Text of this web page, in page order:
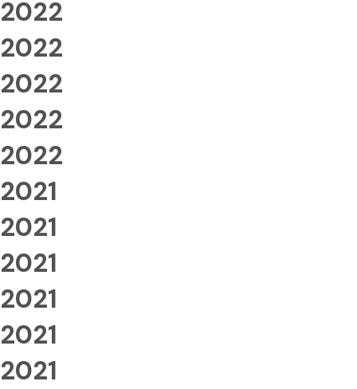
2022
2022
2022
2022
2022
2021
2021
2021
2021
2021
2021